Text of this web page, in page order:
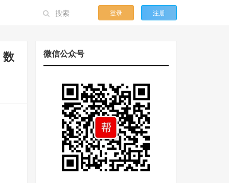
登录 注册
微信公众号